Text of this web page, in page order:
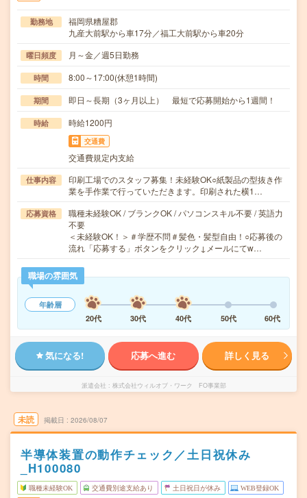
勤務地
福岡県糟屋郡
九産大前駅から車17分／福工大前駅から車20分
曜日頻度 月～金／週5日勤務
時間 8:00～17:00(休憩1時間)
期間 即日～長期（3ヶ月以上） 最短で応募開始から1週間！
時給 時給1200円
交通費
交通費規定内支給
仕事内容
印刷工場でのスタッフ募集！未経験OK○紙製品の型抜き作
業を手作業で行っていただきます。印刷された横1…
応募資格
職種未経験OK / ブランクOK / パソコンスキル不要 / 英語力
不要
＜未経験OK！＞＃学歴不問＃髪色・髪型自由！○応募後の
流れ「応募する」ボタンをクリック↓メールにてw…
職場の雰囲気
年齢層
20代
30代 40代 50代 60代
気になる! 応募へ進む 詳しく見る
派遣会社 株式会社ウィルオブ・ワーク FO事業部
未読 掲載日 2026/08/07
半導体装置の動作チェック／土日祝休み
_H100080
職種未経験OK 交通費別途支給あり 土日祝日が休み WEB登録OK